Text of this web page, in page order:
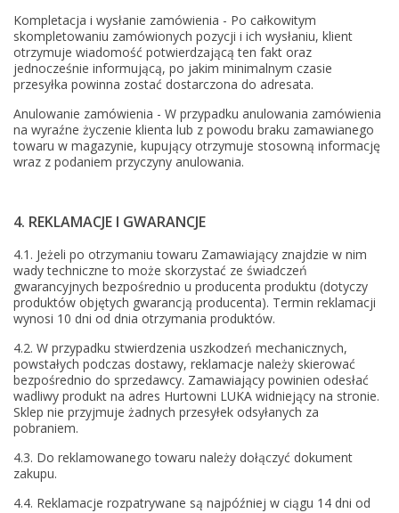
Kompletacja i wysłanie zamówienia - Po całkowitym
skompletowaniu zamówionych pozycji i ich wysłaniu, klient
otrzymuje wiadomość potwierdzającą ten fakt oraz
jednocześnie informującą, po jakim minimalnym czasie
przesyłka powinna zostać dostarczona do adresata.
Anulowanie zamówienia - W przypadku anulowania zamówienia
na wyraźne życzenie klienta lub z powodu braku zamawianego
towaru w magazynie, kupujący otrzymuje stosowną informację
wraz z podaniem przyczyny anulowania.
4. REKLAMACJE I GWARANCJE
4.1. Jeżeli po otrzymaniu towaru Zamawiający znajdzie w nim
wady techniczne to może skorzystać ze świadczeń
gwarancyjnych bezpośrednio u producenta produktu (dotyczy
produktów objętych gwarancją producenta). Termin reklamacji
wynosi 10 dni od dnia otrzymania produktów.
4.2. W przypadku stwierdzenia uszkodzeń mechanicznych,
powstałych podczas dostawy, reklamacje należy skierować
bezpośrednio do sprzedawcy. Zamawiający powinien odesłać
wadliwy produkt na adres Hurtowni LUKA widniejący na stronie.
Sklep nie przyjmuje żadnych przesyłek odsyłanych za
pobraniem.
4.3. Do reklamowanego towaru należy dołączyć dokument
zakupu.
4.4. Reklamacje rozpatrywane są najpóźniej w ciągu 14 dni od